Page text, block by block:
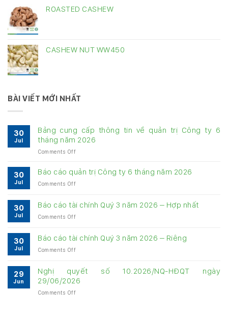
ROASTED CASHEW
CASHEW NUT WW450
BÀI VIẾT MỚI NHẤT
30
Jul
Bảng cung cấp thông tin về quản trị Công ty 6
tháng năm 2026
Comments Offon
cung
về
ty
6
2026
30
Jul
Báo cáo quản trị Công ty 6 tháng năm 2026
Comments Offon
quản
ty
2026
30
Jul
Báo cáo tài chính Quý 3 năm 2026 – Hợp nhất
Comments Offon
tài
3
năm
2026
30
Jul
Báo cáo tài chính Quý 3 năm 2026 – Riêng
Comments Offon
cáo
tài
chính
Quý
29
Jun
Nghị quyết số 10.2026/NQ-HĐQT ngày
29/06/2026
Comments Offon